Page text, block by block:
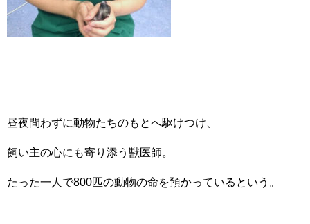
昼夜問わずに動物たちのもとへ駆けつけ、
飼い主の心にも寄り添う獣医師。
たった一人で800匹の動物の命を預かっているという。